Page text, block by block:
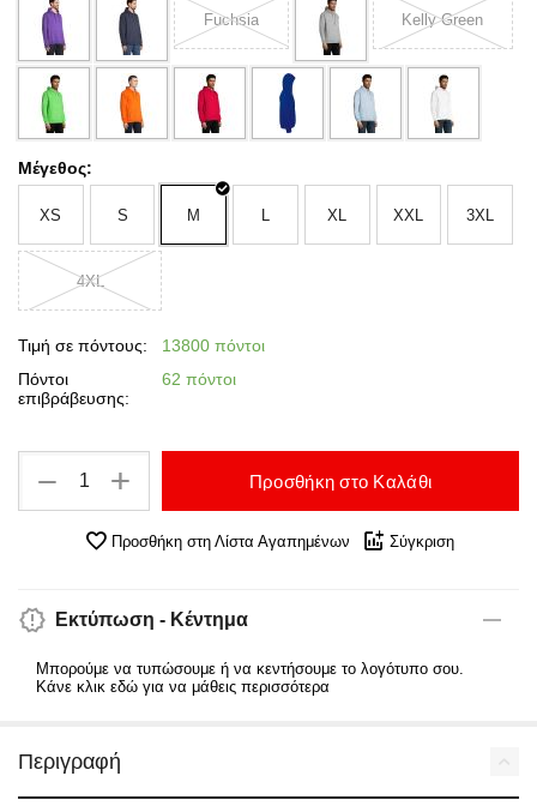
Fuchsia Kelly Green
Μέγεθος:
XS S M L XL XXL 3XL
4XL
Τιμή σε πόντους:
13800 πόντοι
Πόντοι
επιβράβευσης:
62 πόντοι
+
− Προσθήκη στο Καλάθι
Προσθήκη στη Λίστα Αγαπημένων Σύγκριση
Εκτύπωση - Κέντημα
Μπορούμε να τυπώσουμε ή να κεντήσουμε το λογότυπο σου.
Κάνε κλικ εδώ για να μάθεις περισσότερα
Περιγραφή